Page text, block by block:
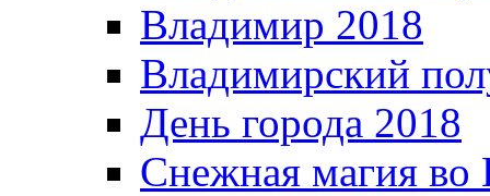
Владимир 2018
Владимирский
День города 2018
Снежная магия во